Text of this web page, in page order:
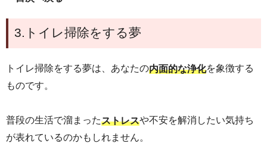
3.トイレ掃除をする夢
トイレ掃除をする夢は、あなたの内面的な浄化を象徴する
ものです。
普段の生活で溜まったストレスや不安を解消したい気持ち
が表れているのかもしれません。